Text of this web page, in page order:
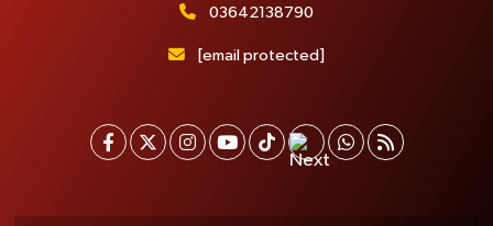
03642138790
[email protected]